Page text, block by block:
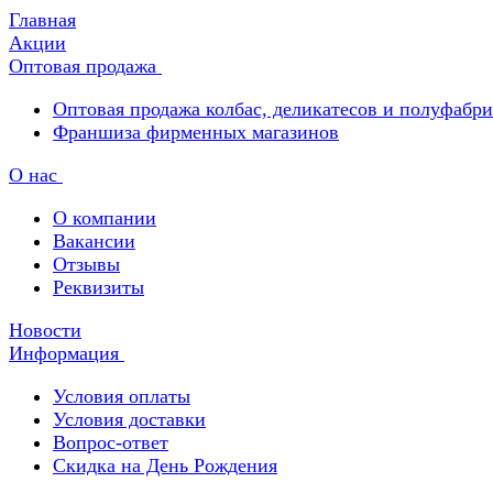
Главная
Акции
Оптовая продажа
Оптовая продажа колбас, деликатесов и
Франшиза фирменных магазинов
О нас
О компании
Вакансии
Отзывы
Реквизиты
Новости
Информация
Условия оплаты
Условия доставки
Вопрос-ответ
Скидка на День Рождения